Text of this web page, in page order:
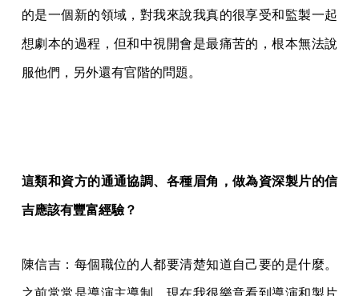
的是一個新的領域，對我來說我真的很享受和監製一起
想劇本的過程，但和中視開會是最痛苦的，根本無法說
服他們，另外還有官階的問題。
這類和資方的通通協調、各種眉角，做為資深製片的信
吉應該有豐富經驗？
陳信吉：每個職位的人都要清楚知道自己要的是什麼。
之前常常是導演主導制，現在我很樂意看到導演和製片